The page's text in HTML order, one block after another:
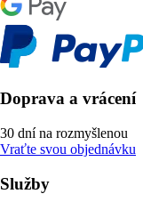
Doprava a vrácení
30 dní na rozmyšlenou
Vraťte svou objednávku
Služby